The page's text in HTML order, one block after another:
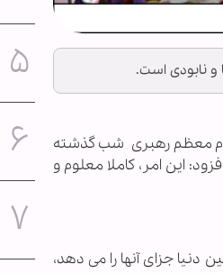
و نابودی است.
معظم رهبری شب گذشته
این امر، کاملا معلوم و
جزای آنها را می دهد،